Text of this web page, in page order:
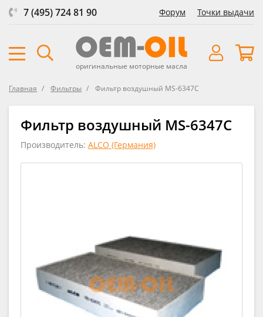
7 (495) 724 81 90 Форум Точки выдачи
оригинальные моторные масла
Главная Фильтры Фильтр воздушный MS-6347C
Фильтр воздушный MS-6347C
Производитель: ALCO (Германия)